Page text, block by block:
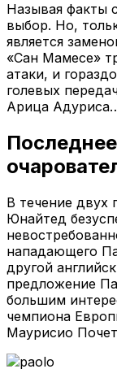
Называя факты
выбор. Но,
является
«Сан Мамесе»
атаки, и
голевых
Арица
В течение двух
Юнайтед
нападающего
другой
предложение
большим
чемпиона
Маурисио